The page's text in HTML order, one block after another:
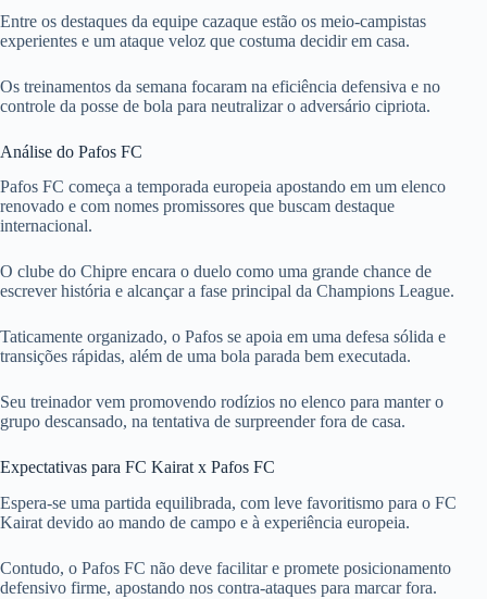
Entre os destaques da equipe cazaque estão os meio-campistas
experientes e um ataque veloz que costuma decidir em casa.
Os treinamentos da semana focaram na eficiência defensiva e no
controle da posse de bola para neutralizar o adversário cipriota.
Análise do Pafos FC
Pafos FC começa a temporada europeia apostando em um elenco
renovado e com nomes promissores que buscam destaque
internacional.
O clube do Chipre encara o duelo como uma grande chance de
escrever história e alcançar a fase principal da Champions League.
Taticamente organizado, o Pafos se apoia em uma defesa sólida e
transições rápidas, além de uma bola parada bem executada.
Seu treinador vem promovendo rodízios no elenco para manter o
grupo descansado, na tentativa de surpreender fora de casa.
Expectativas para FC Kairat x Pafos FC
Espera-se uma partida equilibrada, com leve favoritismo para o FC
Kairat devido ao mando de campo e à experiência europeia.
Contudo, o Pafos FC não deve facilitar e promete posicionamento
defensivo firme, apostando nos contra-ataques para marcar fora.